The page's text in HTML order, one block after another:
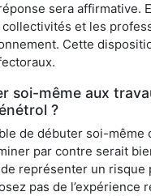
sera affirmative.
et les
Cette
soi-même aux
?
de débuter soi-même
par contre serait
représenter un risque
pas de l’expérience